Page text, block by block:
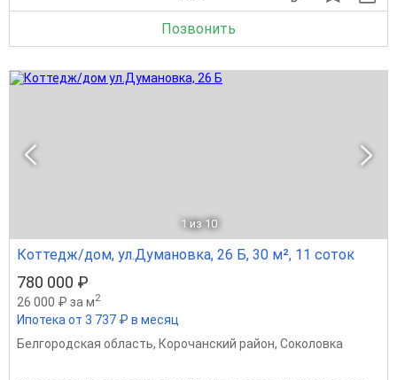
Позвонить
1 из 10
Коттедж/дом, ул.Думановка, 26 Б, 30 м², 11 соток
780 000 ₽
26 000 ₽ за м2
Ипотека от 3 737 ₽ в месяц
Белгородская область, Корочанский район, Соколовка